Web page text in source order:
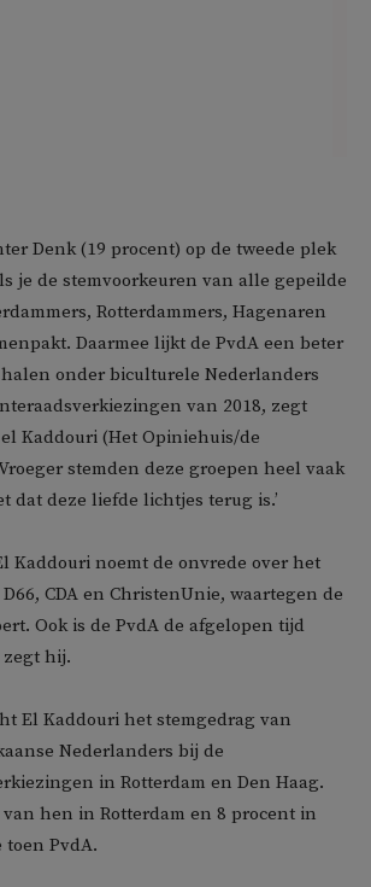
Denk (19 procent) op de tweede plek
je de stemvoorkeuren van alle gepeilde
Rotterdammers, Hagenaren
Daarmee lijkt de PvdA een beter
onder biculturele Nederlanders
van 2018, zegt
Kaddouri (Het Opiniehuis/de
stemden deze groepen heel vaak
dat deze liefde lichtjes terug is.’
Kaddouri noemt de onvrede over het
CDA en ChristenUnie, waartegen de
Ook is de PvdA de afgelopen tijd
hij.
El Kaddouri het stemgedrag van
Nederlanders bij de
in Rotterdam en Den Haag.
hen in Rotterdam en 8 procent in
toen PvdA.